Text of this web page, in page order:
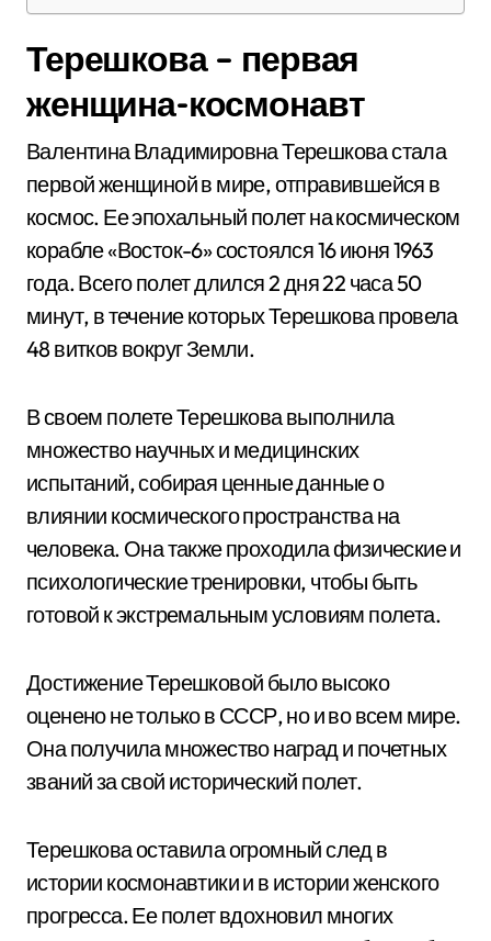
Терешкова – первая
женщина-космонавт
Валентина Владимировна Терешкова стала
первой женщиной в мире, отправившейся в
космос. Ее эпохальный полет на космическом
корабле «Восток-6» состоялся 16 июня 1963
года. Всего полет длился 2 дня 22 часа 50
минут, в течение которых Терешкова провела
48 витков вокруг Земли.
В своем полете Терешкова выполнила
множество научных и медицинских
испытаний, собирая ценные данные о
влиянии космического пространства на
человека. Она также проходила физические и
психологические тренировки, чтобы быть
готовой к экстремальным условиям полета.
Достижение Терешковой было высоко
оценено не только в СССР, но и во всем мире.
Она получила множество наград и почетных
званий за свой исторический полет.
Терешкова оставила огромный след в
истории космонавтики и в истории женского
прогресса. Ее полет вдохновил многих